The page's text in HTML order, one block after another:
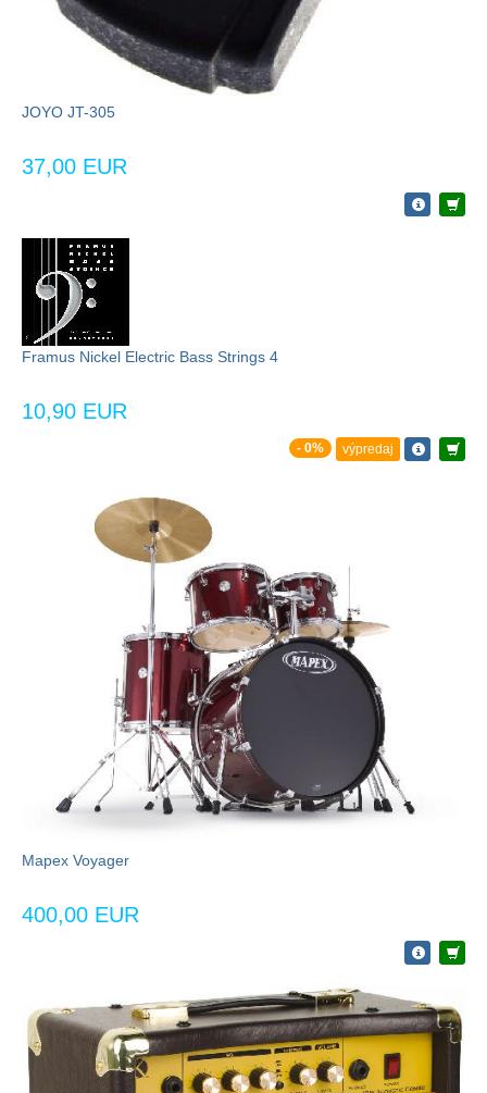
JOYO JT-305
37,00 EUR
Framus Nickel Electric Bass Strings 4
10,90 EUR
- 0% výpredaj
Mapex Voyager
400,00 EUR